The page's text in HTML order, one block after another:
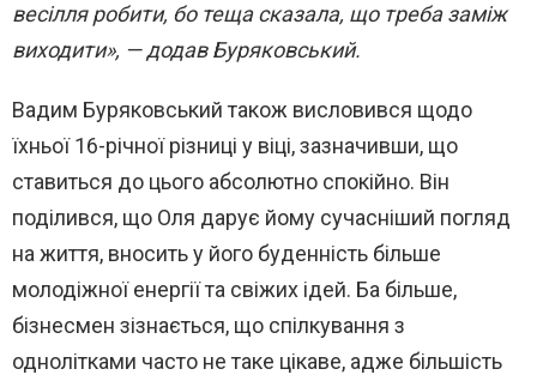
весілля робити, бо теща сказала, що треба заміж
виходити», — додав Буряковський.
Вадим Буряковський також висловився щодо
їхньої 16-річної різниці у віці, зазначивши, що
ставиться до цього абсолютно спокійно. Він
поділився, що Оля дарує йому сучасніший погляд
на життя, вносить у його буденність більше
молодіжної енергії та свіжих ідей. Ба більше,
бізнесмен зізнається, що спілкування з
однолітками часто не таке цікаве, адже більшість